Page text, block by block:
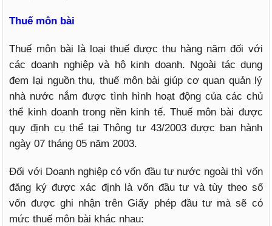
Thuế môn bài
Thuế môn bài là loại thuế được thu hàng năm đối với
các doanh nghiệp và hộ kinh doanh. Ngoài tác dụng
đem lại nguồn thu, thuế môn bài giúp cơ quan quản lý
nhà nước nắm được tình hình hoạt động của các chủ
thể kinh doanh trong nền kinh tế. Thuế môn bài được
quy định cụ thể tại Thông tư 43/2003 được ban hành
ngày 07 tháng 05 năm 2003.
Đối với Doanh nghiệp có vốn đầu tư nước ngoài thì vốn
đăng ký được xác định là vốn đầu tư và tùy theo số
vốn được ghi nhận trên Giấy phép đầu tư mà sẽ có
mức thuế môn bài khác nhau: